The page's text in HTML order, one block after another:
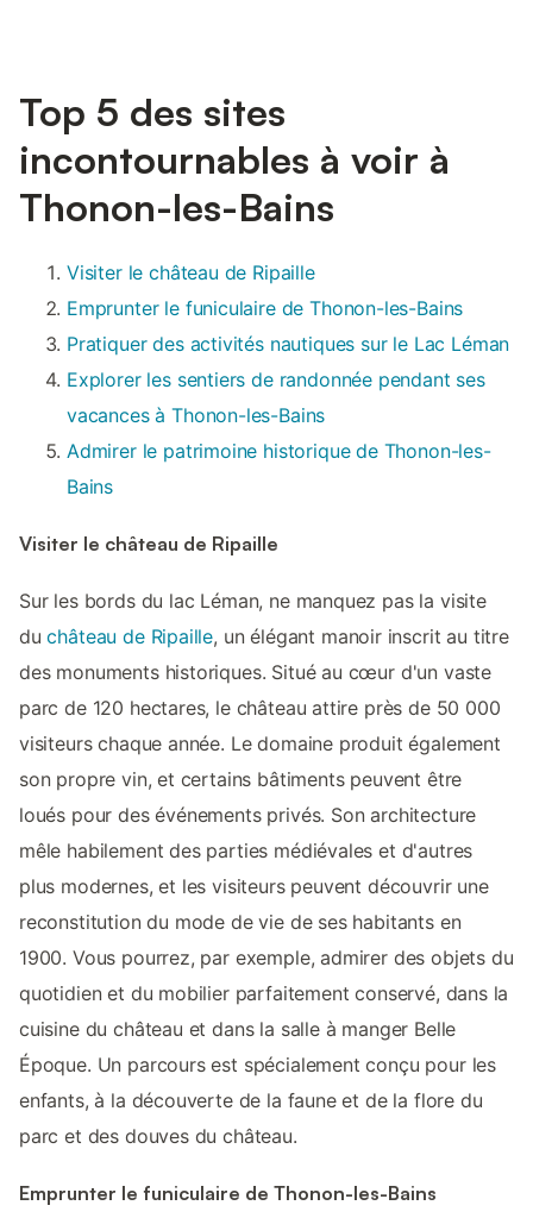
Top 5 des sites
incontournables à voir à
Thonon-les-Bains
Visiter le château de Ripaille
Emprunter le funiculaire de Thonon-les-Bains
Pratiquer des activités nautiques sur le Lac Léman
Explorer les sentiers de randonnée pendant ses
vacances à Thonon-les-Bains
Admirer le patrimoine historique de Thonon-les-
Bains
Visiter le château de Ripaille
Sur les bords du lac Léman, ne manquez pas la visite
duchâteau de Ripaille, un élégant manoir inscrit au titre
des monuments historiques. Situé au cœur d'un vaste
parc de 120 hectares, le château attire près de 50 000
visiteurs chaque année. Le domaine produit également
son propre vin, et certains bâtiments peuvent être
loués pour des événements privés. Son architecture
mêle habilement des parties médiévales et d'autres
plus modernes, et les visiteurs peuvent découvrir une
reconstitution du mode de vie de ses habitants en
1900. Vous pourrez, par exemple, admirer des objets du
quotidien et du mobilier parfaitement conservé, dans la
cuisine du château et dans la salle à manger Belle
Époque. Un parcours est spécialement conçu pour les
enfants, à la découverte de la faune et de la flore du
parc et des douves du château.
Emprunter le funiculaire de Thonon-les-Bains